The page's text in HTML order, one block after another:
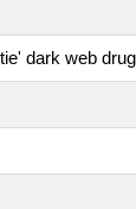
dark web